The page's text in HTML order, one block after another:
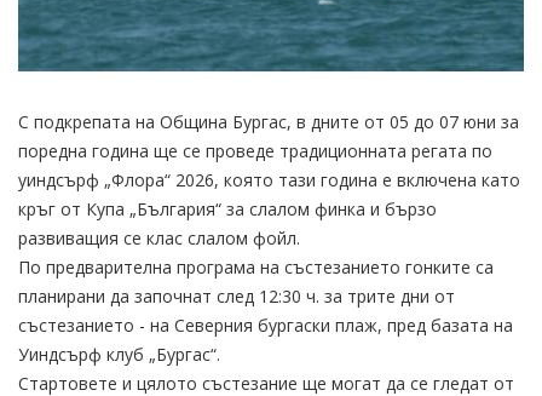
С подкрепата на Община Бургас, в дните от 05 до 07 юни за
поредна година ще се проведе традиционната регата по
уиндсърф „Флора“ 2026, която тази година е включена като
кръг от Купа „България“ за слалом финка и бързо
развиващия се клас слалом фойл.
По предварителна програма на състезанието гонките са
планирани да започнат след 12:30 ч. за трите дни от
състезанието - на Северния бургаски плаж, пред базата на
Уиндсърф клуб „Бургас“.
Стартовете и цялото състезание ще могат да се гледат от